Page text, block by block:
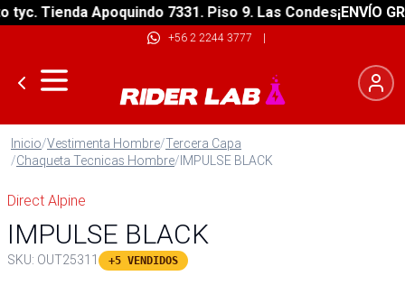
Tienda Apoquindo 7331. Piso 9. Las Condes¡ENVÍO
+56 2 2244 3777 |
Inicio/Vestimenta Hombre/Tercera Capa
/Chaqueta Tecnicas Hombre/IMPULSE BLACK
Direct Alpine
IMPULSE BLACK
SKU: OUT25311 +5 VENDIDOS